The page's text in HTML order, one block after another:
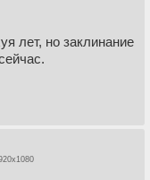
лет, но заклинание